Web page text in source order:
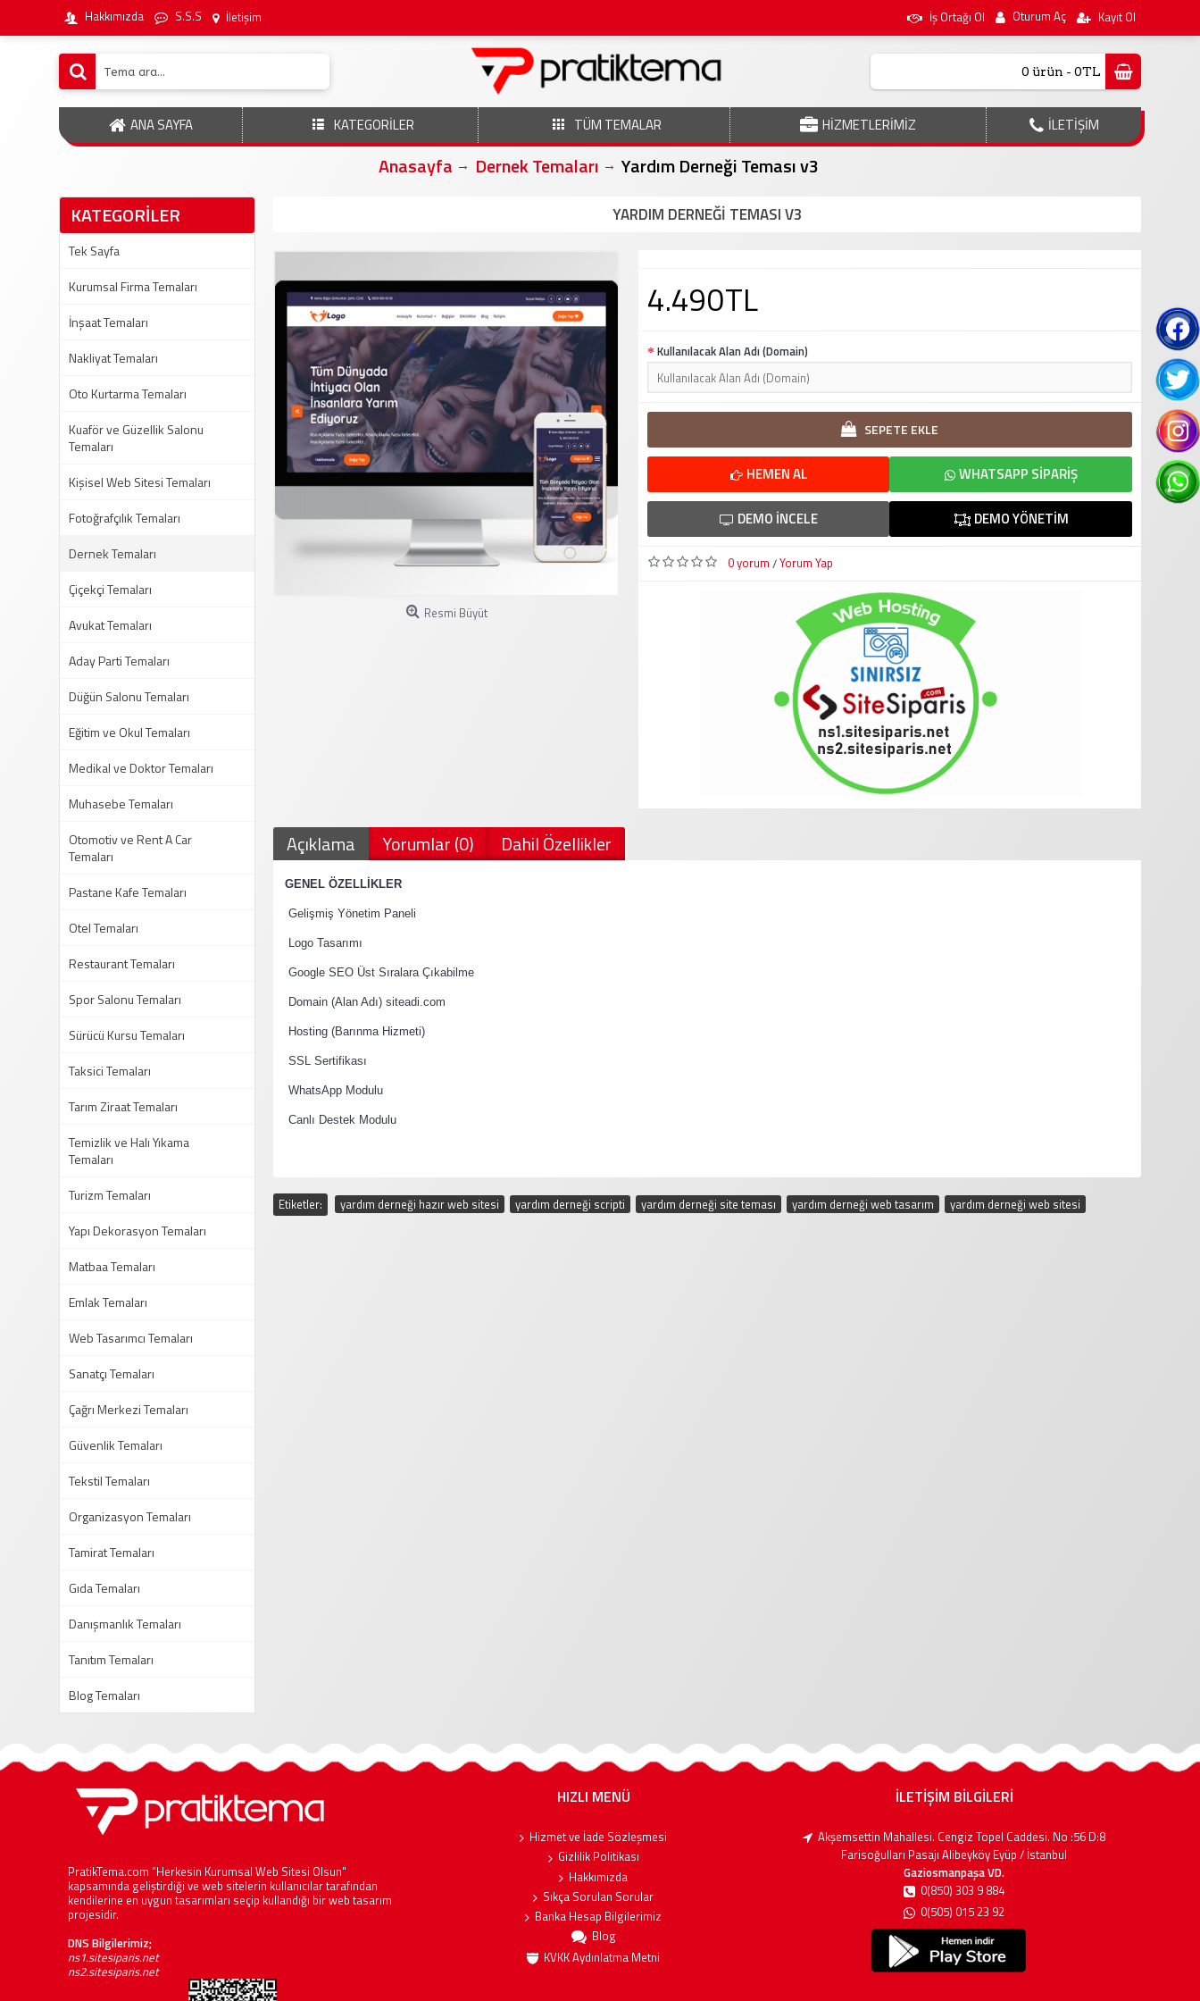
Hakkımızda S.S.S İletişim İş Ortağı Ol Oturum Aç Kayıt Ol
0 ürün - 0TL
ANA SAYFA KATEGORİLER TÜM TEMALAR HİZMETLERİMİZ İLETİŞİM
Anasayfa Dernek Temaları
Yardım Derneği Teması v3
KATEGORİLER
Tek Sayfa
Kurumsal Firma Temaları
İnşaat Temaları
Nakliyat Temaları
Oto Kurtarma Temaları
Kuaför ve Güzellik Salonu
Temaları
Kişisel Web Sitesi Temaları
Fotoğrafçılık Temaları
Dernek Temaları
Çiçekçi Temaları
Avukat Temaları
Aday Parti Temaları
Düğün Salonu Temaları
Eğitim ve Okul Temaları
Medikal ve Doktor Temaları
Muhasebe Temaları
Otomotiv ve Rent A Car
Temaları
Pastane Kafe Temaları
Otel Temaları
Restaurant Temaları
Spor Salonu Temaları
Sürücü Kursu Temaları
Taksici Temaları
Tarım Ziraat Temaları
Temizlik ve Halı Yıkama
Temaları
Turizm Temaları
Yapı Dekorasyon Temaları
Matbaa Temaları
Emlak Temaları
Web Tasarımcı Temaları
Sanatçı Temaları
Çağrı Merkezi Temaları
Güvenlik Temaları
Tekstil Temaları
Organizasyon Temaları
Tamirat Temaları
Gıda Temaları
Danışmanlık Temaları
Tanıtım Temaları
Blog Temaları
YARDIM DERNEĞI TEMASI V3
Resmi Büyüt
4.490TL
Kullanılacak Alan Adı (Domain)
SEPETE EKLE
HEMEN AL WHATSAPP SIPARIŞ
DEMO İNCELE DEMO YÖNETIM
0 yorum /Yorum Yap
Açıklama Yorumlar (0) Dahil Özellikler
GENEL ÖZELLİKLER
Gelişmiş Yönetim Paneli
Logo Tasarımı
Google SEO Üst Sıralara Çıkabilme
Domain (Alan Adı) siteadi.com
Hosting (Barınma Hizmeti)
SSL Sertifikası
WhatsApp Modulu
Canlı Destek Modulu
Etiketler: yardım derneği hazır web sitesi yardım derneği scripti yardım derneği site teması yardım derneği web tasarım yardım derneği web sitesi
PratikTema.com "Herkesin Kurumsal Web Sitesi Olsun"
kapsamında geliştirdiği ve web sitelerin kullanıcılar tarafından
kendilerine en uygun tasarımları seçip kullandığı bir web tasarım
projesidir.
DNS Bilgilerimiz;
ns1.sitesiparis.net
ns2.sitesiparis.net
HIZLI MENÜ
Hizmet ve İade Sözleşmesi
Gizlilik Politikası
Hakkımızda
Sıkça Sorulan Sorular
Banka Hesap Bilgilerimiz
Blog
KVKK Aydınlatma Metni
İLETİŞİM BİLGİLERİ
Akşemsettin Mahallesi. Cengiz Topel Caddesi. No :56 D:8
Farisoğulları Pasajı Alibeyköy Eyüp / İstanbul
Gaziosmanpaşa VD.
0(850) 303 9 884
0(505) 015 23 92